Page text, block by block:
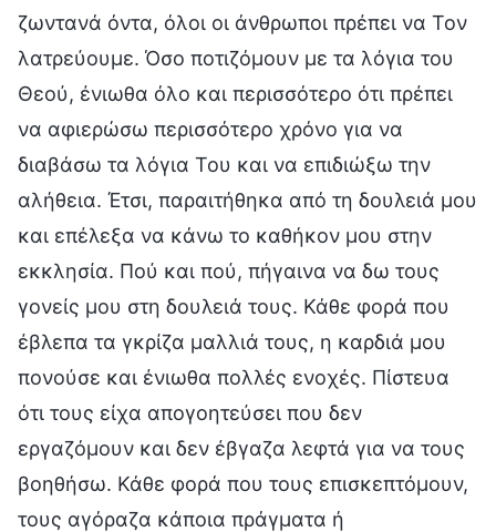
ζωντανά όντα, όλοι οι άνθρωποι πρέπει να Τον
λατρεύουμε. Όσο ποτιζόμουν με τα λόγια του
Θεού, ένιωθα όλο και περισσότερο ότι πρέπει
να αφιερώσω περισσότερο χρόνο για να
διαβάσω τα λόγια Του και να επιδιώξω την
αλήθεια. Έτσι, παραιτήθηκα από τη δουλειά μου
και επέλεξα να κάνω το καθήκον μου στην
εκκλησία. Πού και πού, πήγαινα να δω τους
γονείς μου στη δουλειά τους. Κάθε φορά που
έβλεπα τα γκρίζα μαλλιά τους, η καρδιά μου
πονούσε και ένιωθα πολλές ενοχές. Πίστευα
ότι τους είχα απογοητεύσει που δεν
εργαζόμουν και δεν έβγαζα λεφτά για να τους
βοηθήσω. Κάθε φορά που τους επισκεπτόμουν,
τους αγόραζα κάποια πράγματα ή